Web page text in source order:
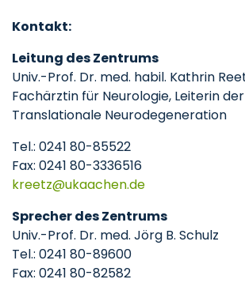
Kontakt:
Leitung des Zentrums
Univ.-Prof. Dr. med. habil. Kathrin
Fachärztin für Neurologie, Leiterin
Translationale Neurodegeneration
Tel.: 0241 80-85522
Fax: 0241 80-3336516
kreetz
ukaachende
Sprecher des Zentrums
Univ.-Prof. Dr. med. Jörg B. Schulz
Tel.: 0241 80-89600
Fax: 0241 80-82582